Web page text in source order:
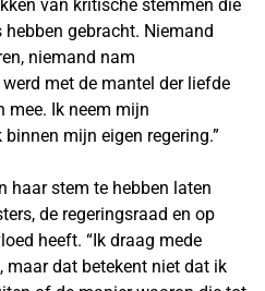
van kritische stemmen die
gebracht. Niemand
niemand nam
met de mantel der liefde
mee. Ik neem mijn
mijn eigen regering.”
haar stem te hebben laten
de regeringsraad en op
heeft. “Ik draag mede
maar dat betekent niet dat ik